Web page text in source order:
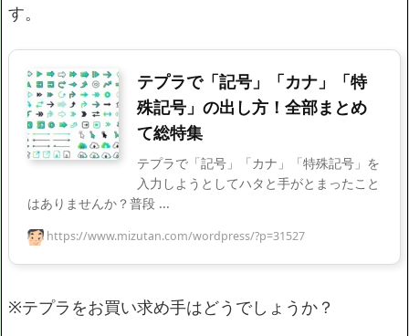
す。
テプラで「記号」「カナ」「特
殊記号」の出し方！全部まとめ
て総特集
テプラで「記号」「カナ」「特殊記号」を
入力しようとしてハタと手がとまったこと
はありませんか？普段 ...
https://www.mizutan.com/wordpress/?p=31527
※テプラをお買い求め手はどうでしょうか？